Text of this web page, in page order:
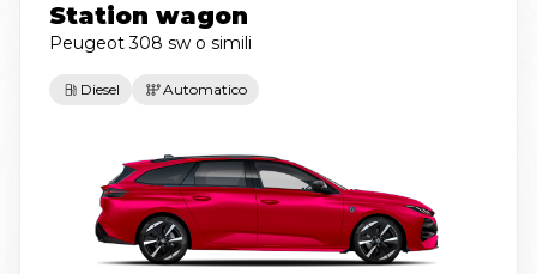
Station wagon
Peugeot 308 sw o simili
Diesel Automatico